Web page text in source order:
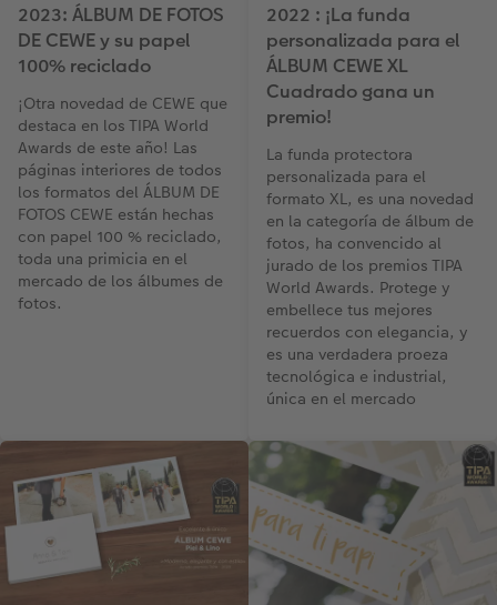
2023: ÁLBUM DE FOTOS
DE CEWE y su papel
100% reciclado
¡Otra novedad de CEWE que
destaca en los TIPA World
Awards de este año! Las
páginas interiores de todos
los formatos del ÁLBUM DE
FOTOS CEWE están hechas
con papel 100 % reciclado,
toda una primicia en el
mercado de los álbumes de
fotos.
2022 : ¡La funda
personalizada para el
ÁLBUM CEWE XL
Cuadrado gana un
premio!
La funda protectora
personalizada para el
formato XL, es una novedad
en la categoría de álbum de
fotos, ha convencido al
jurado de los premios TIPA
World Awards. Protege y
embellece tus mejores
recuerdos con elegancia, y
es una verdadera proeza
tecnológica e industrial,
única en el mercado